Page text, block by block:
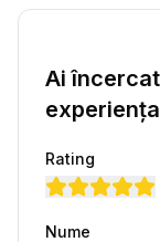
Ai
Rating
Nume